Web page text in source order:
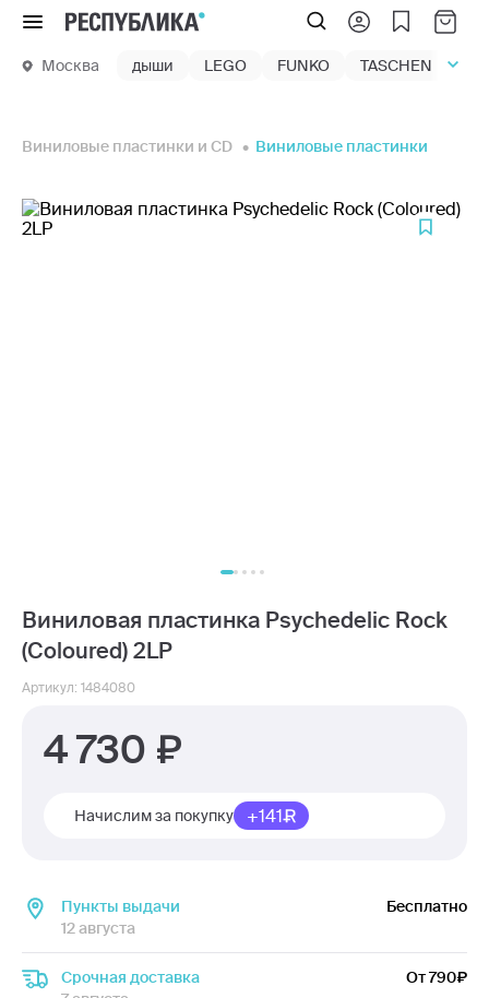
Меню
Москва дыши LEGO FUNKO TASCHEN
Виниловые пластинки и CD Виниловые пластинки
Виниловая пластинка Psychedelic Rock
(Coloured) 2LP
Артикул: 1484080
4 730
Начислим за покупку +141
Пункты выдачи
12 августа
Бесплатно
Срочная доставка
От 790